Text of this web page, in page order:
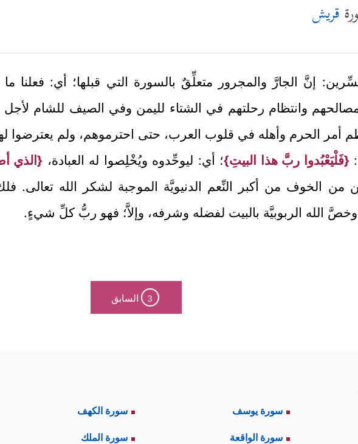
قريش
إنَّ الجارَّ والمجرور متعلِّقٌ بالسورة التي قبلها؛ أي: فعلنا
وانتظام رحلتهم في الشتاء لليمن وفي الصيف للشام
أمر الحرم وأهله في قلوب العرب، حتى احترموهم، ولم يعترضوا
{فَلْيَعْبُدوا ربَّ هذا البيتِ}؛ أي: ليوحِّدوه ويُخْلِصوا له العبادة، {الذي
من الخوف من أكبر النِّعم الدنيويَّة الموجبة لشكر الله تعالى.
وخصَّ الله الربوبيَّة بالبيت لفضله وشرفه، وإلاَّ؛ فهو ربُّ كلِّ شيءٍ.
3 السابق
سورة يوسف سورة الكهف
سورة الواقعة سورة الملك